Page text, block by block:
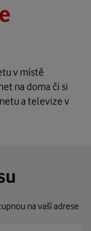
v místě
na doma či si
a televize v
na vaší adrese